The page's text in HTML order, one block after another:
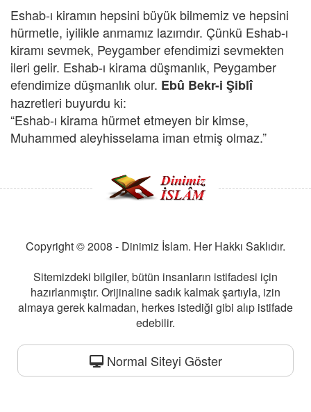
Eshab-ı kiramın hepsini büyük bilmemiz ve hepsini
hürmetle, iyilikle anmamız lazımdır. Çünkü Eshab-ı
kiramı sevmek, Peygamber efendimizi sevmekten
ileri gelir. Eshab-ı kirama düşmanlık, Peygamber
efendimize düşmanlık olur. Ebû Bekr-i Şiblî
hazretleri buyurdu ki:
“Eshab-ı kirama hürmet etmeyen bir kimse,
Muhammed aleyhisselama iman etmiş olmaz.”
Copyright © 2008 - Dinimiz İslam. Her Hakkı Saklıdır.
Sitemizdeki bilgiler, bütün insanların istifadesi için
hazırlanmıştır. Orijinaline sadık kalmak şartıyla, izin
almaya gerek kalmadan, herkes istediği gibi alıp istifade
edebilir.
Normal Siteyi Göster